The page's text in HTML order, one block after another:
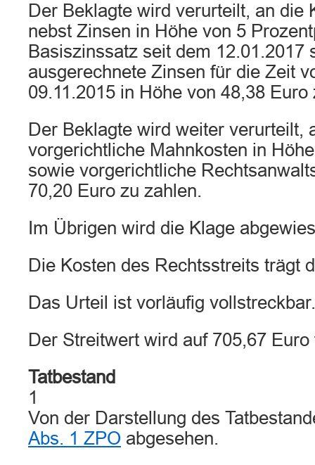
Der Beklagte wird verurteilt, an die
nebst Zinsen in Höhe von 5
Basiszinssatz seit dem 12.01.2017
ausgerechnete Zinsen für die Zeit
09.11.2015 in Höhe von 48,38 Euro
Der Beklagte wird weiter verurteilt,
vorgerichtliche Mahnkosten in
sowie vorgerichtliche
70,20 Euro zu zahlen.
Im Übrigen wird die Klage
Die Kosten des Rechtsstreits trägt
Das Urteil ist vorläufig vollstreckbar.
Der Streitwert wird auf 705,67
Tatbestand
1
Von der Darstellung des
Abs. 1 ZPO abgesehen.